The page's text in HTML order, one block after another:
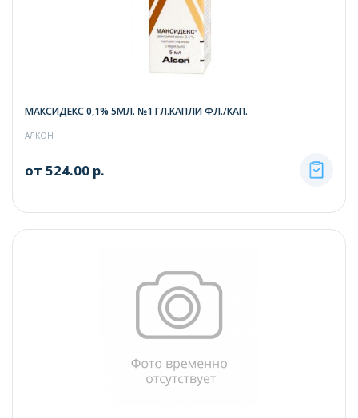
МАКСИДЕКС 0,1% 5МЛ. №1 ГЛ.КАПЛИ ФЛ./КАП.
АЛКОН
от 524.00 р.